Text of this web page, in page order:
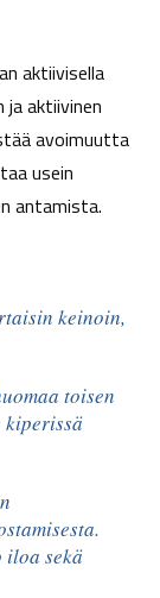
aktiivisella
aktiivinen
avoimuutta
usein
antamista.
keinoin,
toisen
kiperissä
iloa sekä